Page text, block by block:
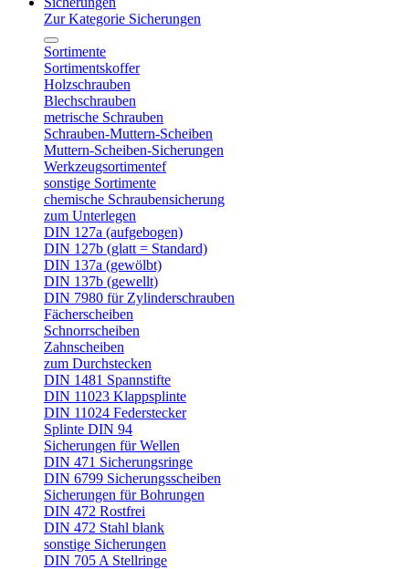
Zur Kategorie Sicherungen
Sortimente
Sortimentskoffer
Holzschrauben
Blechschrauben
metrische Schrauben
Schrauben-Muttern-Scheiben
Muttern-Scheiben-Sicherungen
Werkzeugsortimentef
sonstige Sortimente
chemische Schraubensicherung
zum Unterlegen
DIN 127a (aufgebogen)
DIN 127b (glatt = Standard)
DIN 137a (gewölbt)
DIN 137b (gewellt)
DIN 7980 für Zylinderschrauben
Fächerscheiben
Schnorrscheiben
Zahnscheiben
zum Durchstecken
DIN 1481 Spannstifte
DIN 11023 Klappsplinte
DIN 11024 Federstecker
Splinte DIN 94
Sicherungen für Wellen
DIN 471 Sicherungsringe
DIN 6799 Sicherungsscheiben
Sicherungen für Bohrungen
DIN 472 Rostfrei
DIN 472 Stahl blank
sonstige Sicherungen
DIN 705 A Stellringe